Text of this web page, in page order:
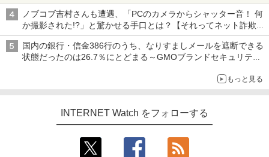
真や映像を使った投資詐欺などへの対策として
ノブコブ吉村さんも遭遇、「PCのカメラからシャッター音！ 何
か撮影された!?」と驚かせる手口とは？【それってネット詐欺で
すよ！】
国内の銀行・信金386行のうち、なりすましメールを遮断できる
状態だったのは26.7％にとどまる～GMOブランドセキュリティ
もっと見る
INTERNET Watch をフォローする